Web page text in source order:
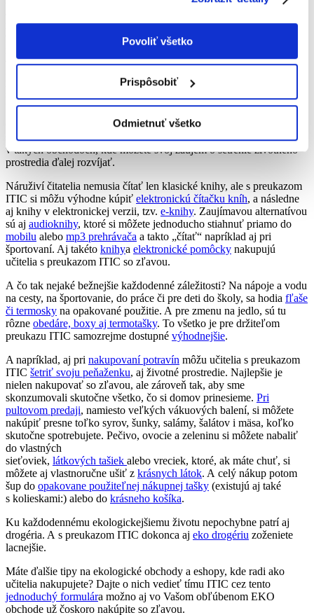
Povoliť všetko
Prispôsobiť
Odmietnuť všetko
možno Vás zaujme, že učiteľský preukaz ITIC je teraz dostupný aj
EKO elektronickej verzii. To znamená, že
vďakamobilnej aplikácii. A tým vlastne šetríte nielen životné
prostredie, ale aj peniaze za doručenie preukazu – keďže všetko, čo
potrebujete, dostanete e-mailom a hneď môžete výhody preukazu
ITIC začať využívať.
Okrem toho, že samotnou kúpou elektronickej verzie preukazu ITIC
ste viac EKO, zároveň Vám preukaz ITIC prináša zľavy a výhody
v takých obchodoch, kde môžete svoj záujem o šetrenie životného
prostredia ďalej rozvíjať.
Náruživí čitatelia nemusia čítať len klasické knihy, ale s preukazom
ITIC si môžu výhodne kúpiť elektronickú čítačku kníh, a následne
aj knihy v elektronickej verzii, tzv. e-knihy. Zaujímavou alternatívou
sú aj audioknihy, ktoré si môžete jednoducho stiahnuť priamo do
mobilu alebo mp3 prehrávača a takto „čítať“ napríklad aj pri
športovaní. Aj takéto knihya elektronické pomôcky nakupujú
učitelia s preukazom ITIC so zľavou.
A čo tak nejaké bežnejšie každodenné záležitosti? Na nápoje a vodu
na cesty, na športovanie, do práce či pre deti do školy, sa hodia fľaše
či termosky na opakované použitie. A pre zmenu na jedlo, sú tu
rôzne obedáre, boxy aj termotašky. To všetko je pre držiteľom
preukazu ITIC samozrejme dostupné výhodnejšie.
A napríklad, aj pri nakupovaní potravín môžu učitelia s preukazom
ITIC šetriť svoju peňaženku, aj životné prostredie. Najlepšie je
nielen nakupovať so zľavou, ale zároveň tak, aby sme
skonzumovali skutočne všetko, čo si domov prinesieme. Pri
pultovom predaji, namiesto veľkých vákuových balení, si môžete
nakúpiť presne toľko syrov, šunky, salámy, šalátov i mäsa, koľko
skutočne spotrebujete. Pečivo, ovocie a zeleninu si môžete nabaliť
do vlastných
sieťoviek, látkových tašiek alebo vreciek, ktoré, ak máte chuť, si
môžete aj vlastnoručne ušiť z krásnych látok. A celý nákup potom
šup do opakovane použiteľnej nákupnej tašky (existujú aj také
s kolieskami:) alebo do krásneho košíka.
Ku každodennému ekologickejšiemu životu nepochybne patrí aj
drogéria. A s preukazom ITIC dokonca aj eko drogériu zoženiete
lacnejšie.
Máte ďalšie tipy na ekologické obchody a eshopy, kde radi ako
učitelia nakupujete? Dajte o nich vedieť tímu ITIC cez tento
jednoduchý formulára možno aj vo Vašom obľúbenom EKO
obchode už čoskoro nakúpite so zľavou.